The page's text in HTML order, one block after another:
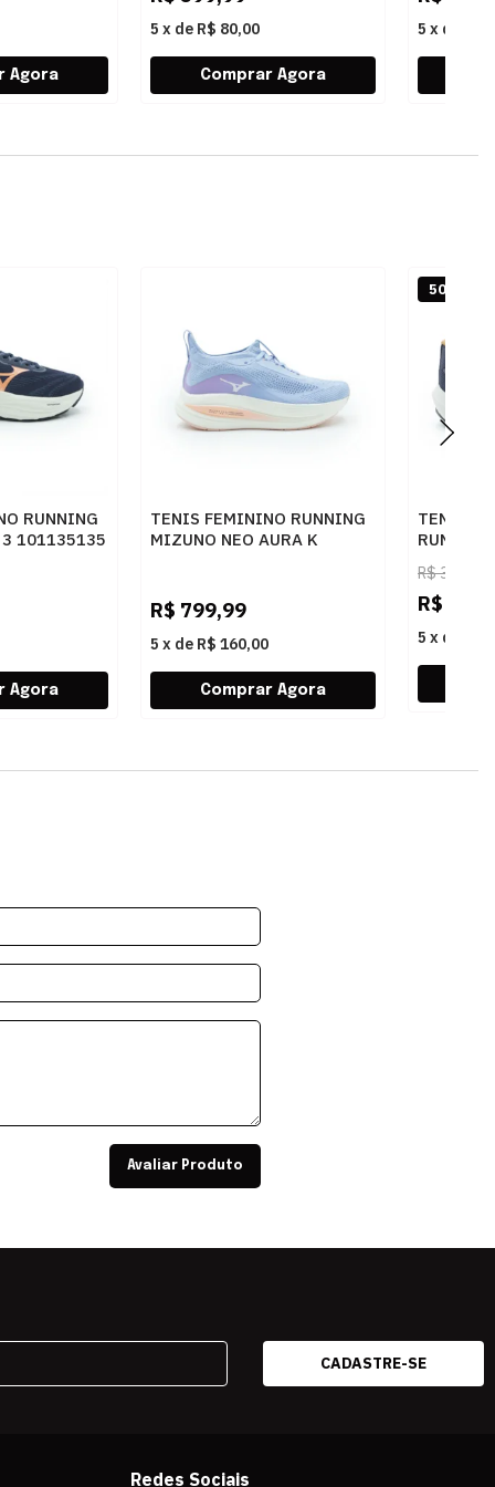
5 x de R$ 80,00 5 x de
RUNNING
3 101135135
TENIS FEMININO RUNNING
MIZUNO NEO AURA K
R$ 799,99
5 x de R$ 160,00
TENIS
2
R$399,99
R$
5 x de
50% OFF
Avaliar Produto
Redes Sociais